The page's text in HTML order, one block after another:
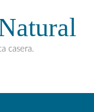
casera.